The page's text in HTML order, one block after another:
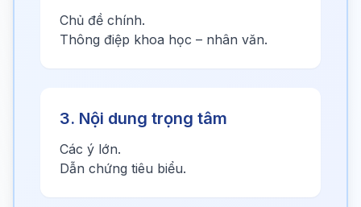
Chủ đề chính.
Thông điệp khoa học – nhân văn.
3. Nội dung trọng tâm
Các ý lớn.
Dẫn chứng tiêu biểu.